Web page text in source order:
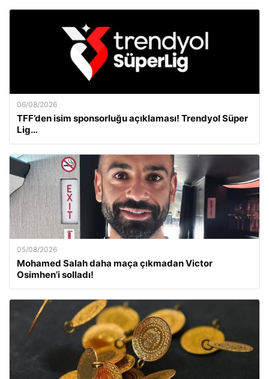
06/08/2026
TFF’den isim sponsorluğu açıklaması! Trendyol Süper
Lig…
05/08/2026
Mohamed Salah daha maça çıkmadan Victor
Osimhen’i solladı!